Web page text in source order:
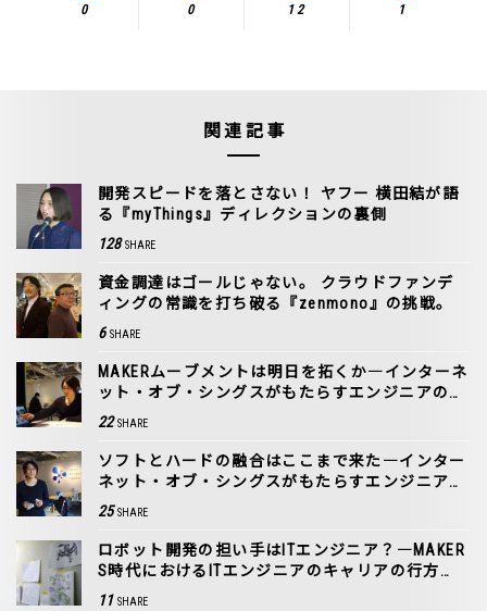
0 0 12 1
関連記事
開発スピードを落とさない！ ヤフー 横田結が語
る『myThings』ディレクションの裏側
128 SHARE
資金調達はゴールじゃない。 クラウドファンデ
ィングの常識を打ち破る『zenmono』の挑戦。
6 SHARE
MAKERムーブメントは明日を拓くか―インターネ
ット・オブ・シングスがもたらすエンジニアの未
来［2］
22 SHARE
ソフトとハードの融合はここまで来た―インター
ネット・オブ・シングスがもたらすエンジニアの
未来［1］
25 SHARE
ロボット開発の担い手はITエンジニア？―MAKER
S時代におけるITエンジニアのキャリアの行方
［3］
11 SHARE